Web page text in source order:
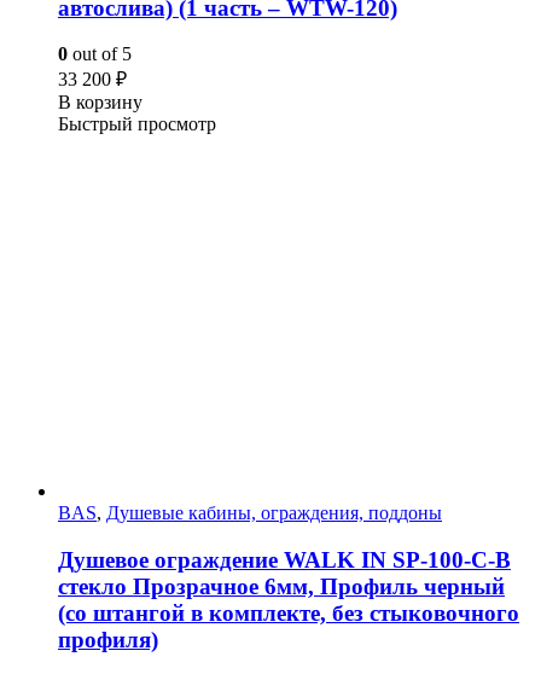
автослива) (1 часть – WTW-120)
0 out of 5
33 200 ₽
В корзину
Быстрый просмотр
BAS, Душевые кабины, ограждения, поддоны
Душевое ограждение WALK IN SP-100-C-B
стекло Прозрачное 6мм, Профиль черный
(со штангой в комплекте, без стыковочного
профиля)